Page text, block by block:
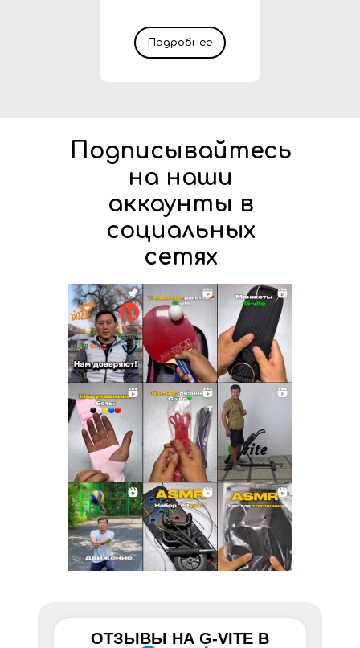
Подробнее
Подписывайтесь
на наши
аккаунты в
социальных
сетях
ОТЗЫВЫ НА G-VITE В